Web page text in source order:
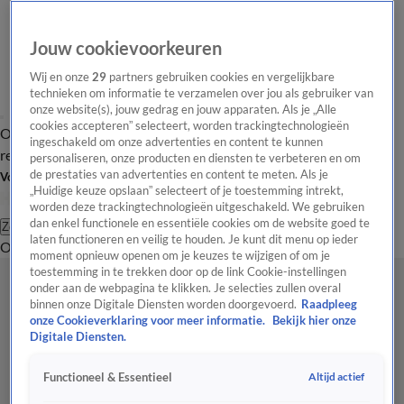
Overzicht Laatste nieuws Regionieuws Het beste van Hart
Tip de
redactie
Volg Hart van Nederland
Zoeken
OverzichtRegioUitzendingenWeerTip de redactiePanelVideo's
Jouw cookievoorkeuren
Wij en onze29 partners gebruiken cookies en vergelijkbare
technieken om informatie te verzamelen over jou als gebruiker van
onze website(s), jouw gedrag en jouw apparaten. Als je „Alle
cookies accepteren” selecteert, worden trackingtechnologieën
ingeschakeld om onze advertenties en content te kunnen
personaliseren, onze producten en diensten te verbeteren en om
de prestaties van advertenties en content te meten. Als je
„Huidige keuze opslaan” selecteert of je toestemming intrekt,
worden deze trackingtechnologieën uitgeschakeld. We gebruiken
dan enkel functionele en essentiële cookies om de website goed te
laten functioneren en veilig te houden. Je kunt dit menu op ieder
moment opnieuw openen om je keuzes te wijzigen of om je
toestemming in te trekken door op de link Cookie-instellingen
onder aan de webpagina te klikken. Je selecties zullen overal
binnen onze Digitale Diensten worden doorgevoerd. Raadpleeg
onze Cookieverklaring voor meer informatie.
Bekijk hier onze
Digitale Diensten.
Functioneel & Essentieel Altijd actief